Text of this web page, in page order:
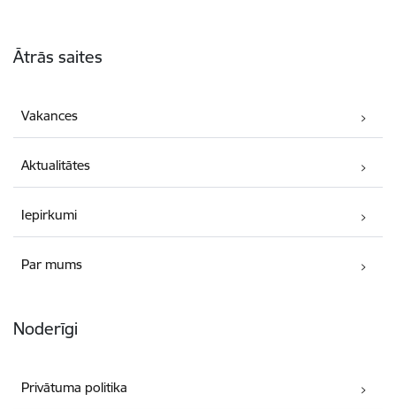
Ātrās saites
Vakances
Aktualitātes
Iepirkumi
Par mums
Noderīgi
Privātuma politika